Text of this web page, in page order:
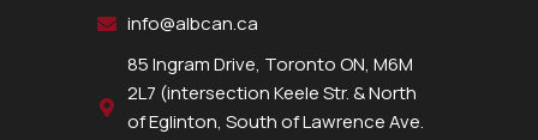
info@albcan.ca
85 Ingram Drive, Toronto ON, M6M
2L7 (intersection Keele Str. & North
of Eglinton, South of Lawrence Ave.